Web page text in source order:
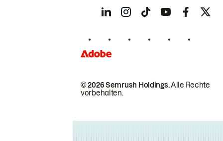
© 2026 Semrush Holdings.Alle Rechte
vorbehalten.